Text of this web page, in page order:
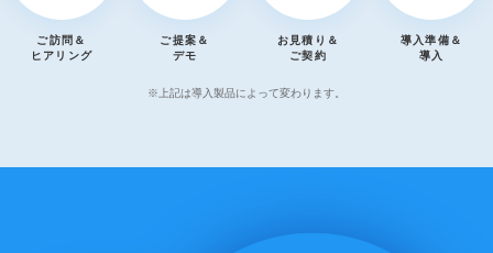
ご訪問＆
ヒアリング
ご提案＆
デモ
お見積り＆
ご契約
導入準備＆
導入
※上記は導入製品によって変わります。